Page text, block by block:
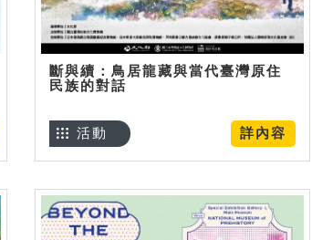
斷與續：鳥居龍藏與當代臺灣原住
民族的對話
詳內容
活動